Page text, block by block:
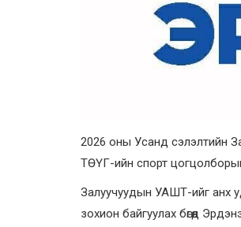
2026 оны Усанд сэлэлтийн
ТӨҮГ-ийн спорт
Залуучуудын УАШТ-ийг анх
зохион байгуулах бөгөөд